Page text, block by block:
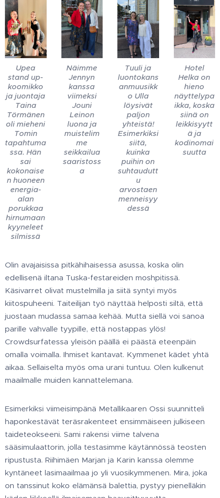
Upea
stand up-
koomikko
ja juontaja
Taina
Törmänen
oli mieheni
Tomin
tapahtuma
ssa. Hän
sai
kokonaise
n huoneen
energia-
alan
porukkaa
hirnumaan
kyyneleet
silmissä
Näimme
Jennyn
kanssa
viimeksi
Jouni
Leinon
luona ja
muistelim
me
seikkailua
saaristoss
a
Tuuli ja
luontokans
anmuusikk
o Ulla
löysivät
paljon
yhteistä!
Esimerkiksi
siitä,
kuinka
puihin on
suhtaudutt
u
arvostaen
menneisyy
dessä
Hotel
Helka on
hieno
näyttelypa
ikka, koska
siinä on
leikkisyytt
ä ja
kodinomai
suutta
Olin avajaisissa pitkähihaisessa asussa, koska olin
edellisenä iltana Tuska-festareiden moshpitissä.
Käsivarret olivat mustelmilla ja siitä syntyi myös
kiitospuheeni. Taiteilijan työ näyttää helposti siltä, että
juostaan mudassa samaa kehää. Mutta siellä voi sanoa
parille vahvalle tyypille, että nostappas ylös!
Crowdsurfatessa yleisön päällä ei päästä eteenpäin
omalla voimalla. Ihmiset kantavat. Kymmenet kädet yhtä
aikaa. Sellaiselta myös oma urani tuntuu. Olen kulkenut
maailmalle muiden kannattelemana.
Esimerkiksi viimeisimpänä Metallikaaren Ossi suunnitteli
haponkestävät teräsrakenteet ensimmäiseen julkiseen
taideteokseeni. Sami rakensi viime talvena
sääsimulaattorin, jolla testasimme käytännössä teosten
ripustusta. Riihimäen Marjan ja Karin kanssa olemme
kyntäneet lasimaailmaa jo yli vuosikymmenen. Mira, joka
on tanssinut koko elämänsä balettia, pystyy pienelläkin